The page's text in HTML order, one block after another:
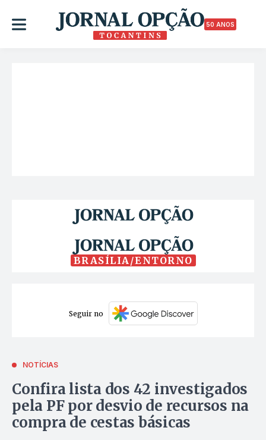
50 ANOS
BRASÍLIA/ENTORNO
Seguir no
NOTÍCIAS
Confira lista dos 42 investigados
pela PF por desvio de recursos na
compra de cestas básicas